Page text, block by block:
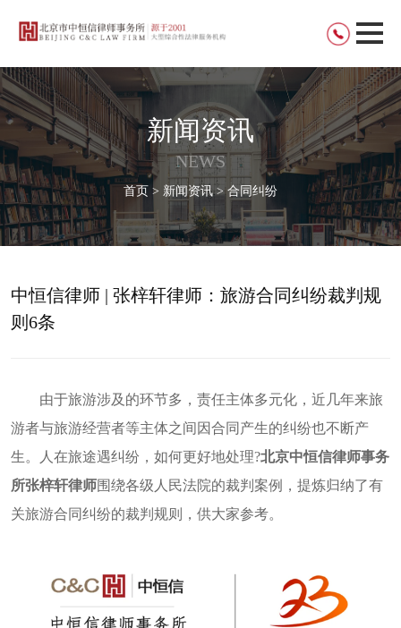
新闻资讯
NEWS
首页 > 新闻资讯 > 合同纠纷
中恒信律师 | 张梓轩律师：旅游合同纠纷裁判规
则6条
由于旅游涉及的环节多，责任主体多元化，近几年来旅
游者与旅游经营者等主体之间因合同产生的纠纷也不断产
生。人在旅途遇纠纷，如何更好地处理?北京中恒信律师事务
所张梓轩律师围绕各级人民法院的裁判案例，提炼归纳了有
关旅游合同纠纷的裁判规则，供大家参考。